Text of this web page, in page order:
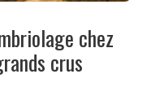
chez
crus